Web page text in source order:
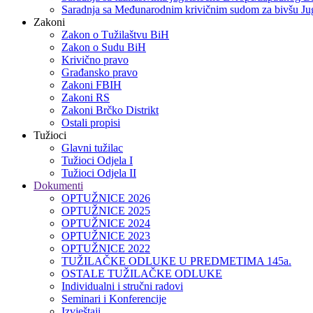
Saradnja sa Međunarodnim krivičnim sudom za bivšu
Zakoni
Zakon o Тužilaštvu BiH
Zakon o Sudu BiH
Krivično pravo
Građansko pravo
Zakoni FBIH
Zakoni RS
Zakoni Brčko Distrikt
Ostali propisi
Tužioci
Glavni tužilac
Tužioci Odjela I
Tužioci Odjela II
Dokumenti
OPTUŽNICE 2026
OPTUŽNICE 2025
OPTUŽNICE 2024
OPTUŽNICE 2023
OPTUŽNICE 2022
TUŽILAČKE ODLUKE U PREDMETIMA 145a.
OSTALE TUŽILAČKE ODLUKE
Individualni i stručni radovi
Seminari i Konferencije